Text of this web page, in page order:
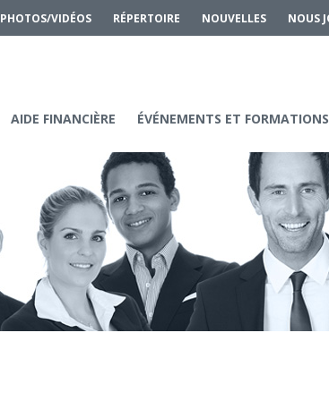
PHOTOS/VIDÉOS RÉPERTOIRE NOUVELLES NOUS
AIDE FINANCIÈRE ÉVÉNEMENTS ET FORMATIONS